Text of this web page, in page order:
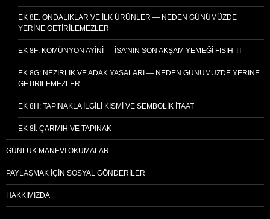
EK 8E: ONDALIKLAR VE İLK ÜRÜNLER — NEDEN GÜNÜMÜZDE
YERINE GETIRILEMEZLER
EK 8F: KOMÜNYON AYINI — İSA’NIN SON AKŞAM YEMEĞI FISIH’TI
EK 8G: NEZIRLIK VE ADAK YASALARI — NEDEN GÜNÜMÜZDE YERINE
GETIRILEMEZLER
EK 8H: TAPINAKLA İLGILI KISMI VE SEMBOLIK İTAAT
EK 8I: ÇARMIH VE TAPINAK
GÜNLÜK MANEVI OKUMALAR
PAYLAŞMAK İÇIN SOSYAL GÖNDERILER
HAKKIMIZDA